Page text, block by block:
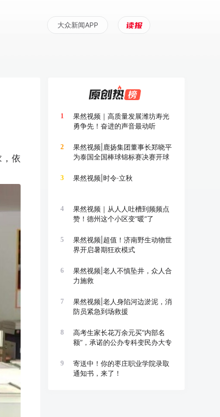
大众新闻APP
依
1
果然视频｜高质量发展潍坊寿光
勇争先！奋进的声音最动听
2
果然视频|鹿扬集团董事长郑晓平
为泰国全国棒球锦标赛决赛开球
3 果然视频|时令·立秋
4
果然视频｜从人人吐槽到频频点
赞！德州这个小区变“暖”了
5
果然视频|超值！济南野生动物世
界开启暑期狂欢模式
6
果然视频|老人不慎坠井，众人合
力施救
7
果然视频|老人身陷河边淤泥，消
防员紧急到场救援
8
高考生家长花万余元买“内部名
额”，承诺的公办专科变民办大专
9
寄送中！你的枣庄职业学院录取
通知书，来了！